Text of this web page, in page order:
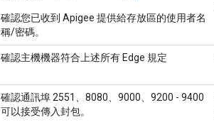
確認您已收到 Apigee 提供給存放區的使用者名
稱/密碼。
確認主機機器符合上述所有 Edge 規定
確認通訊埠 2551、8080、9000、9200 - 9400
可以接受傳入封包。